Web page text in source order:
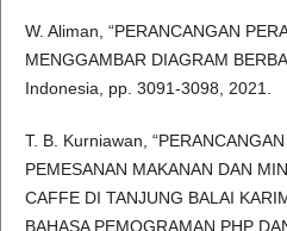
W. Aliman, “PERANCANGAN
MENGGAMBAR DIAGRAM
Indonesia, pp. 3091-3098, 2021.
T. B. Kurniawan,
PEMESANAN MAKANAN DAN
CAFFE DI TANJUNG BALAI
BAHASA PEMOGRAMAN PHP